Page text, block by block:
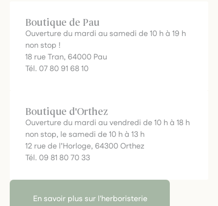
Boutique de Pau
Ouverture du mardi au samedi de 10 h à 19 h
non stop !
18 rue Tran, 64000 Pau
Tél. 07 80 91 68 10
Boutique d'Orthez
Ouverture du mardi au vendredi de 10 h à 18 h
non stop, le samedi de 10 h à 13 h
12 rue de l’Horloge, 64300 Orthez
Tél. 09 81 80 70 33
En savoir plus sur l'herboristerie